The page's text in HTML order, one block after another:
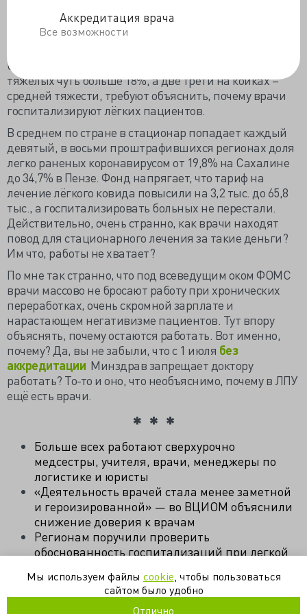
Аккредитация врача
Все возможности
свежая неудовлетворённость ФФОМС - за 4 месяца
года в восьми регионах (из 85) слишком много
бы порадоваться, что среди стационарных больных
тяжёлых чуть больше 18%, а две трети на койках –
средней тяжести, требуют объяснить, почему врачи
госпитализируют лёгких пациентов.
В среднем по стране в стационар попадает каждый
девятый, в восьми проштрафившихся регионах доля
легко раненых коронавирусом от 19,8% на Сахалине
до 34,7% в Пензе. Фонд напрягает, что тариф на
лечение лёгкого ковида повысили на 3,2 тыс. до 65,8
тыс., а госпитализировать больных не перестали.
Действительно, очень странно, как врачи находят
повод для стационарного лечения за такие деньги?
Им что, работы не хватает?
По мне так странно, что под всеведущим оком ФОМС
врачи массово не бросают работу при хронических
переработках, очень скромной зарплате и
нарастающем негативизме пациентов. Тут впору
объяснять, почему остаются работать. Вот именно,
почему? Да, вы не забыли, что с 1 июля без
аккредитации Минздрав запрещает доктору
работать? То-то и оно, что необъяснимо, почему в ЛПУ
ещё есть врачи.
Больше всех работают сверхурочно
медсестры, учителя, врачи, менеджеры по
логистике и юристы
«Деятельность врачей стала менее заметной
и героизированной» — во ВЦИОМ объяснили
снижение доверия к врачам
Регионам поручили проверить
обоснованность госпитализаций при легкой
профессия
Мы используем файлы cookie , чтобы пользоваться
сайтом было удобно
Отлично